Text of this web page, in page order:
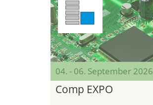
04. - 06. September 2026
Comp EXPO